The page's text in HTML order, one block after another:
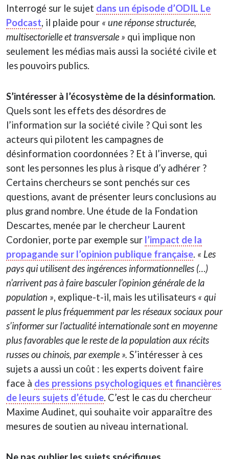
Interrogé sur le sujet dans un épisode d’ODIL Le
Podcast, il plaide pour « une réponse structurée,
multisectorielle et transversale » qui implique non
seulement les médias mais aussi la société civile et
les pouvoirs publics.
S’intéresser à l’écosystème de la désinformation.
Quels sont les effets des désordres de
l’information sur la société civile ? Qui sont les
acteurs qui pilotent les campagnes de
désinformation coordonnées ? Et à l’inverse, qui
sont les personnes les plus à risque d’y adhérer ?
Certains chercheurs se sont penchés sur ces
questions, avant de présenter leurs conclusions au
plus grand nombre. Une étude de la Fondation
Descartes, menée par le chercheur Laurent
Cordonier, porte par exemple sur l’impact de la
propagande sur l’opinion publique française. « Les
pays qui utilisent des ingérences informationnelles (…)
n’arrivent pas à faire basculer l’opinion générale de la
population », explique-t-il, mais les utilisateurs « qui
passent le plus fréquemment par les réseaux sociaux pour
s’informer sur l’actualité internationale sont en moyenne
plus favorables que le reste de la population aux récits
russes ou chinois, par exemple ». S’intéresser à ces
sujets a aussi un coût : les experts doivent faire
face à des pressions psychologiques et financières
de leurs sujets d’étude. C’est le cas du chercheur
Maxime Audinet, qui souhaite voir apparaître des
mesures de soutien au niveau international.